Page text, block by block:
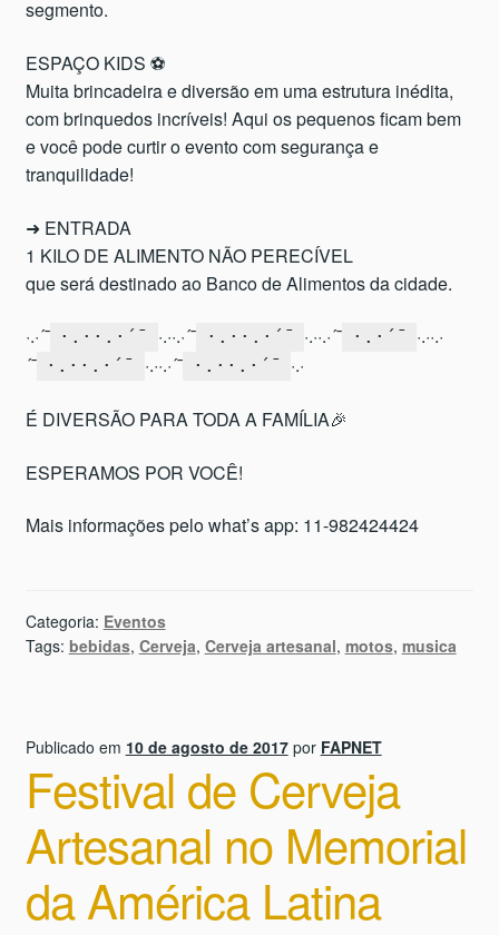
segmento.
ESPAÇO KIDS ⚽
Muita brincadeira e diversão em uma estrutura inédita,
com brinquedos incríveis! Aqui os pequenos ficam bem
e você pode curtir o evento com segurança e
tranquilidade!
➜ ENTRADA
1 KILO DE ALIMENTO NÃO PERECÍVEL
que será destinado ao Banco de Alimentos da cidade.
·.·´¯ ·.··.·´¯ ·.··.·´¯ ·.··.·´¯ ·.··.·´¯ ·.·´¯ ·.··.·
´¯ ·.··.·´¯ ·.··.·´¯ ·.··.·´¯ ·.·
É DIVERSÃO PARA TODA A FAMÍLIA🎉
ESPERAMOS POR VOCÊ!
Mais informações pelo what’s app: 11-982424424
Categoria: Eventos
Tags: bebidas, Cerveja, Cerveja artesanal, motos, musica
Publicado em 10 de agosto de 2017 por FAPNET
Festival de Cerveja
Artesanal no Memorial
da América Latina